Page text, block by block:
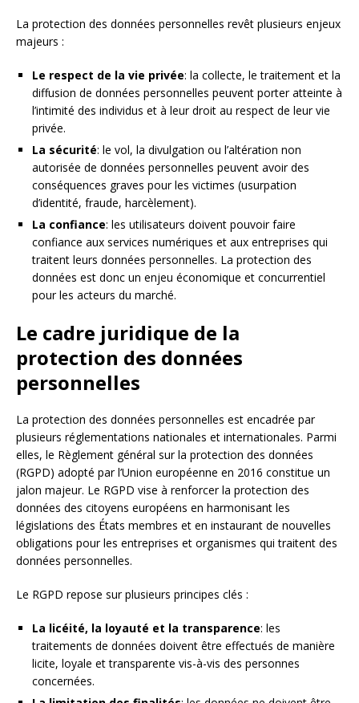
La protection des données personnelles revêt plusieurs enjeux
majeurs :
Le respect de la vie privée: la collecte, le traitement et la
diffusion de données personnelles peuvent porter atteinte à
l’intimité des individus et à leur droit au respect de leur vie
privée.
La sécurité: le vol, la divulgation ou l’altération non
autorisée de données personnelles peuvent avoir des
conséquences graves pour les victimes (usurpation
d’identité, fraude, harcèlement).
La confiance: les utilisateurs doivent pouvoir faire
confiance aux services numériques et aux entreprises qui
traitent leurs données personnelles. La protection des
données est donc un enjeu économique et concurrentiel
pour les acteurs du marché.
Le cadre juridique de la
protection des données
personnelles
La protection des données personnelles est encadrée par
plusieurs réglementations nationales et internationales. Parmi
elles, le Règlement général sur la protection des données
(RGPD) adopté par l’Union européenne en 2016 constitue un
jalon majeur. Le RGPD vise à renforcer la protection des
données des citoyens européens en harmonisant les
législations des États membres et en instaurant de nouvelles
obligations pour les entreprises et organismes qui traitent des
données personnelles.
Le RGPD repose sur plusieurs principes clés :
La licéité, la loyauté et la transparence: les
traitements de données doivent être effectués de manière
licite, loyale et transparente vis-à-vis des personnes
concernées.